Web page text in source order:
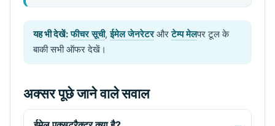
यह भी देखें: फीचर सूची,ईमेल जेनरेटरऔरटेम्प मेलपर टूल के
बाकी सभी ऑफर देखें।
अक्सर पूछे जाने वाले सवाल